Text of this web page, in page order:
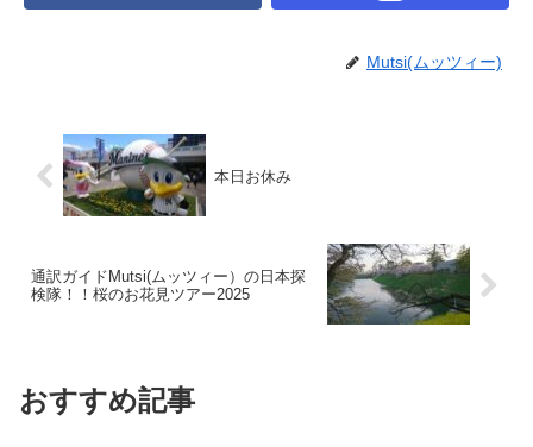
Mutsi(ムッツィー)
本日お休み
通訳ガイドMutsi(ムッツィー）の日本探
検隊！！桜のお花見ツアー2025
おすすめ記事